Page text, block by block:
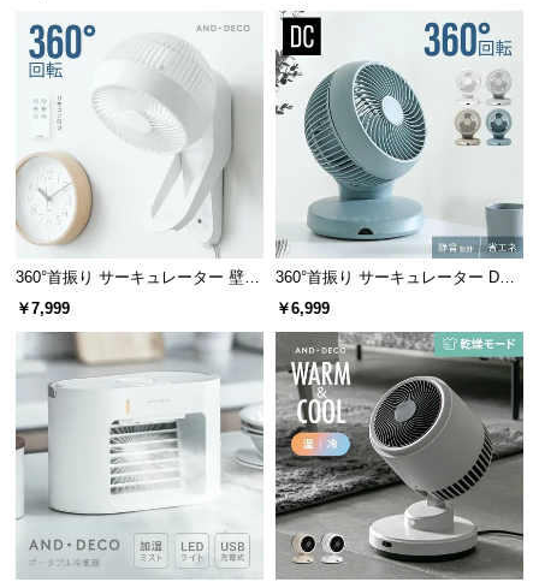
360°首振り サーキュレーター 壁掛
け式タイプ
￥7,999
360°首振り サーキュレーター DC
モーター マイナスイオン搭載 プレ
￥6,999